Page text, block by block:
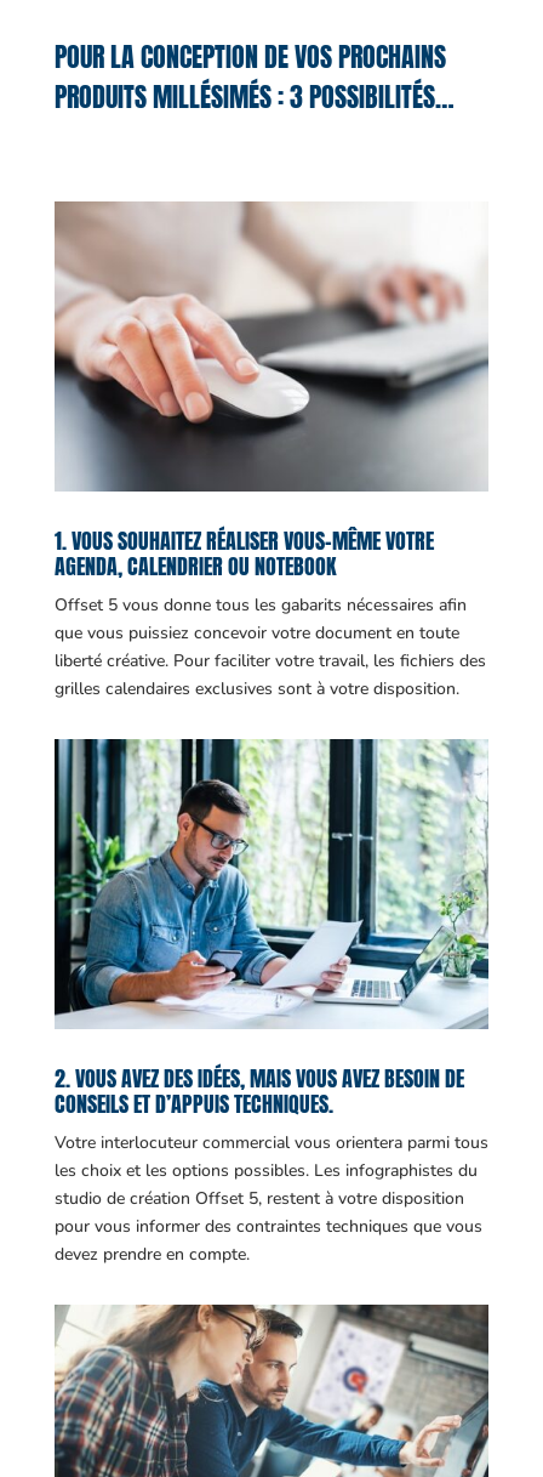
POUR LA CONCEPTION DE VOS PROCHAINS
PRODUITS MILLÉSIMÉS : 3 POSSIBILITÉS…
1. VOUS SOUHAITEZ RÉALISER VOUS-MÊME VOTRE
AGENDA, CALENDRIER OU NOTEBOOK
Offset 5 vous donne tous les gabarits nécessaires afin
que vous puissiez concevoir votre document en toute
liberté créative. Pour faciliter votre travail, les fichiers des
grilles calendaires exclusives sont à votre disposition.
2. VOUS AVEZ DES IDÉES, MAIS VOUS AVEZ BESOIN DE
CONSEILS ET D’APPUIS TECHNIQUES.
Votre interlocuteur commercial vous orientera parmi tous
les choix et les options possibles. Les infographistes du
studio de création Offset 5, restent à votre disposition
pour vous informer des contraintes techniques que vous
devez prendre en compte.